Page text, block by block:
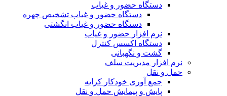
دستگاه حضور و غیاب
دستگاه حضور و غیاب تشخیص چهره
دستگاه حضور و غیاب انگشتی
نرم افزار حضور و غیاب
دستگاه اکسس کنترل
گشت و نگهبانی
نرم افزار مدیریت سلف
حمل و نقل
جمع آوری خودکار کرایه
پایش و پیمایش حمل و نقل